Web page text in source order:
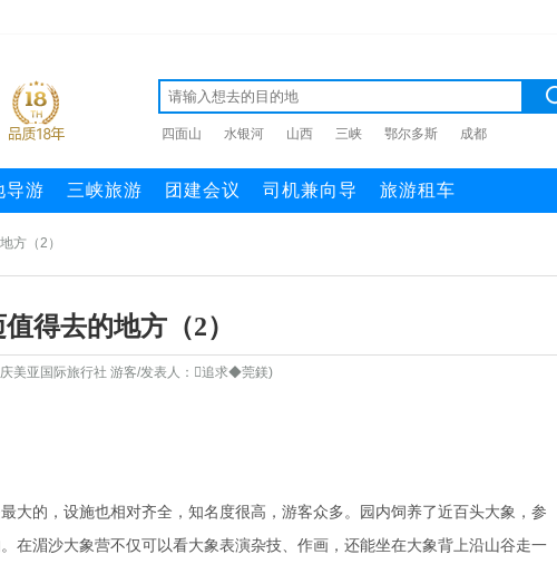
四面山 水银河 山西 三峡 鄂尔多斯 成都
导游 三峡旅游 团建会议 司机兼向导 旅游租车
方（2）
得去的地方（2）
美亚国际旅行社 游客/发表人：追求◆莞鎂)
大的，设施也相对齐全，知名度很高，游客众多。园内饲养了近百头大象，参
在湄沙大象营不仅可以看大象表演杂技、作画，还能坐在大象背上沿山谷走一